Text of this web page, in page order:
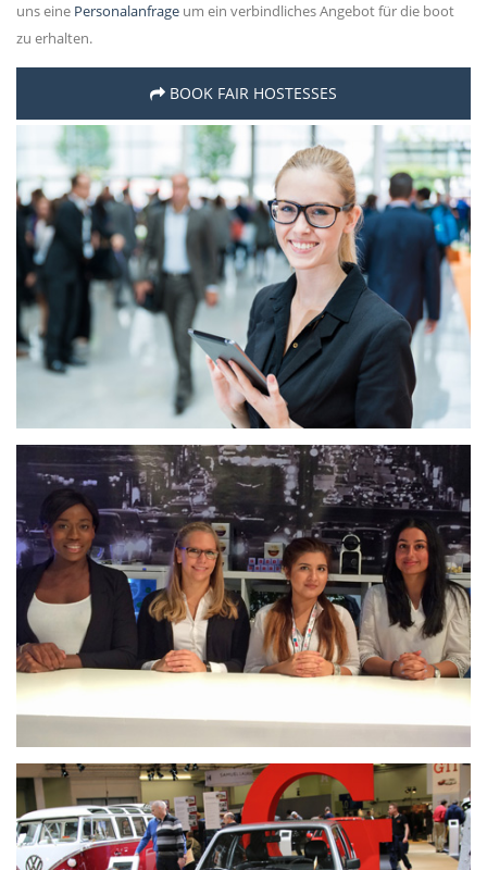
uns eine Personalanfrage um ein verbindliches Angebot für die boot
zu erhalten.
BOOK FAIR HOSTESSES